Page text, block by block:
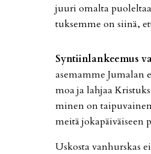
juu­ri omal­ta
tuk­sem­me on sii­nä,
Syn­tiin­lan­kee­mus
ase­mam­me Ju­ma­lan
moa ja lah­jaa
mi­nen on tai­pu­vai­nen
mei­tä jo­ka­päi­väi­seen
Us­kos­ta van­hurs­kas